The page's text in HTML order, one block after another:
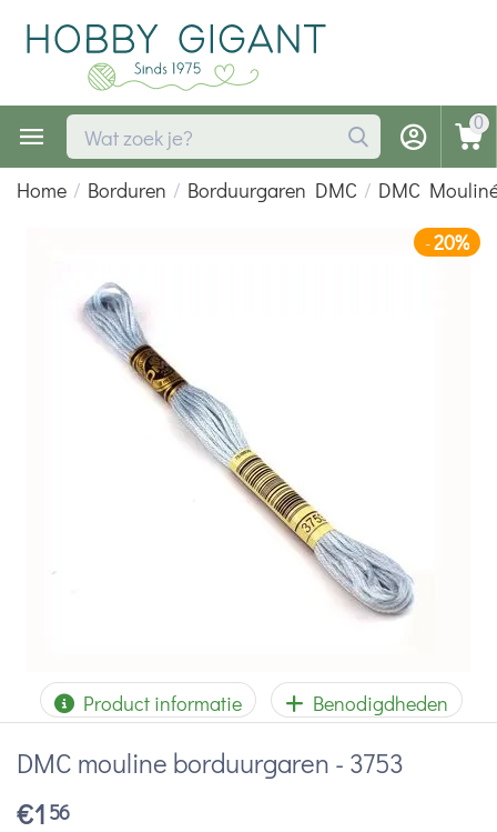
0
Home / Borduren / Borduurgaren DMC / DMC
-20%
Product informatie Benodigdheden
DMC mouline borduurgaren - 3753
€1 56